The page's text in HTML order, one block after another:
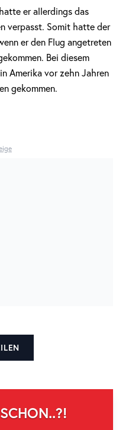
UNS
zu verpassen
er allerdings das
verpasst. Somit hatte der
er den Flug angetreten
Bei diesem
Amerika vor zehn Jahren
gekommen.